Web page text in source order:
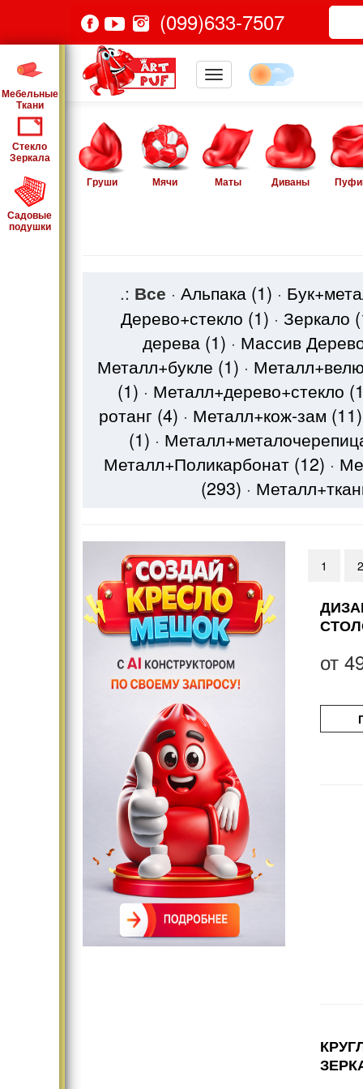
(099)633-7507
Груши Мячи Маты Диваны
Мебельные
Ткани
Стекло
Зеркала
Садовые
подушки
.: Все · Альпака (1) ·
Дерево+стекло (1) · Зеркало
дерева (1) · Массив
Металл+букле (1) ·
(1) · Металл+дерево+стекло
ротанг (4) · Металл+кож-зам (11)
(1) ·
Металл+Поликарбонат (12) ·
(293) ·
1 2
от